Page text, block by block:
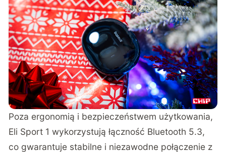
Poza ergonomią i bezpieczeństwem użytkowania,
Eli Sport 1 wykorzystują łączność Bluetooth 5.3,
co gwarantuje stabilne i niezawodne połączenie z